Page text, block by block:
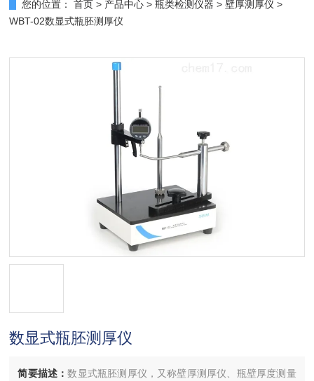
您的位置： 首页 > 产品中心 >瓶类检测仪器 >壁厚测厚仪 >
WBT-02数显式瓶胚测厚仪
数显式瓶胚测厚仪
简要描述：数显式瓶胚测厚仪，又称壁厚测厚仪、瓶壁厚度测量